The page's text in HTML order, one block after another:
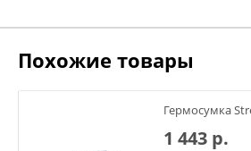
Похожие товары
Гермосумка
1 443 р.